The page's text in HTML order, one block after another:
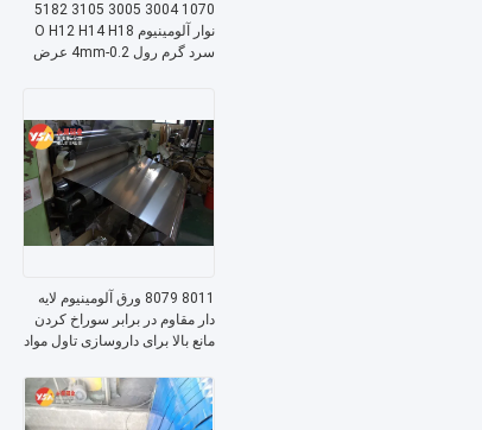
1070 3004 3005 3105 5182
نوار آلومینیوم O H12 H14 H18
سرد گرم رول 0.2-4mm عرض
Cert
8011 8079 ورق آلومینیوم لایه
دار مقاوم در برابر سوراخ کردن
مانع بالا برای داروسازی تاول مواد
صنعتی عایق حرارتی